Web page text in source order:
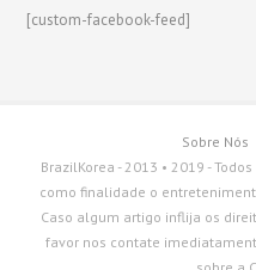
[custom-facebook-feed]
Sobre Nós
BrazilKorea - 2013 • 2019 -
como finalidade o
Caso algum artigo inflija os
favor nos contate